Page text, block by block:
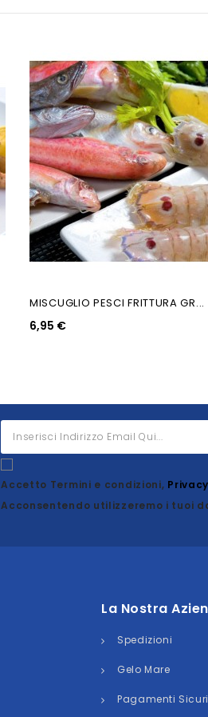
MISCUGLIO PESCI FRITTURA GR...
6,95 €
Accetto Termini e condizioni,
Acconsentendo utilizzeremo i tuoi
La Nostra
Spedizioni
Gelo Mare
Pagamenti Sicuri